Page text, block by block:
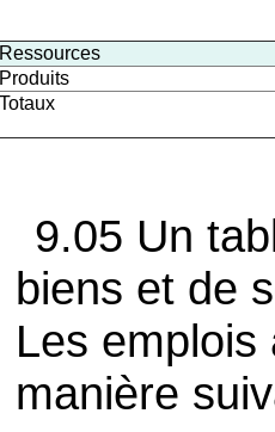
Ressources
Produits
Totaux
9.05 Un
biens et de
Les
manière